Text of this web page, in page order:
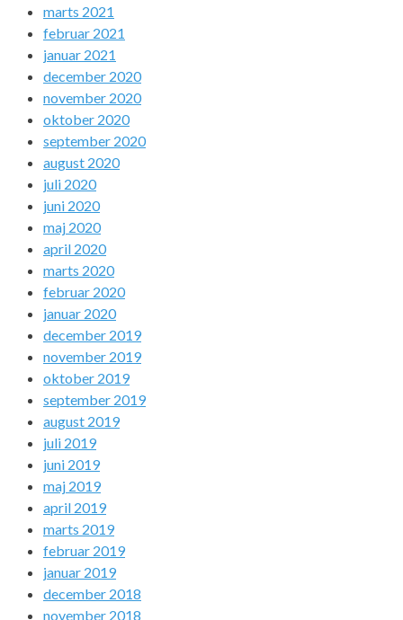
marts 2021
februar 2021
januar 2021
december 2020
november 2020
oktober 2020
september 2020
august 2020
juli 2020
juni 2020
maj 2020
april 2020
marts 2020
februar 2020
januar 2020
december 2019
november 2019
oktober 2019
september 2019
august 2019
juli 2019
juni 2019
maj 2019
april 2019
marts 2019
februar 2019
januar 2019
december 2018
november 2018